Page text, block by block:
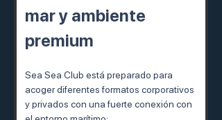
mar y ambiente
premium
Sea Sea Club está preparado para
acoger diferentes formatos corporativos
y privados con una fuerte conexión con